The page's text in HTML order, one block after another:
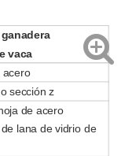
vaca
acero
sección z
de acero
lana de vidrio de